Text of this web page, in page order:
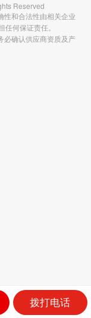
Reserved
性和合法性由相关企业
何保证责任。
必确认供应商资质及产
拨打电话